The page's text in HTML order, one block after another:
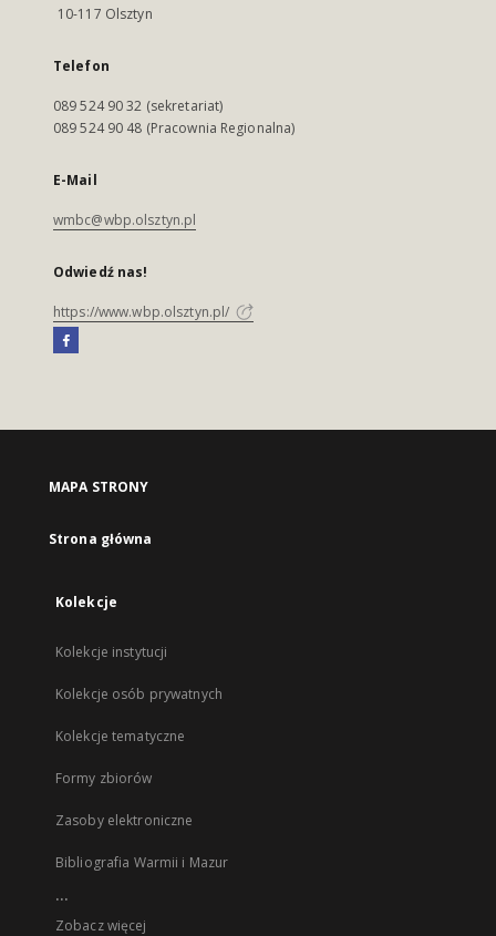
10-117 Olsztyn
Telefon
089 524 90 32 (sekretariat)
089 524 90 48 (Pracownia Regionalna)
E-Mail
wmbc@wbp.olsztyn.pl
Odwiedź nas!
https://www.wbp.olsztyn.pl/
MAPA STRONY
Strona główna
Kolekcje
Kolekcje instytucji
Kolekcje osób prywatnych
Kolekcje tematyczne
Formy zbiorów
Zasoby elektroniczne
Bibliografia Warmii i Mazur
...
Zobacz więcej